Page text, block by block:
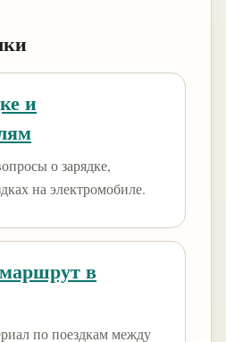
и
о зарядке,
на электромобиле.
в
по поездкам между